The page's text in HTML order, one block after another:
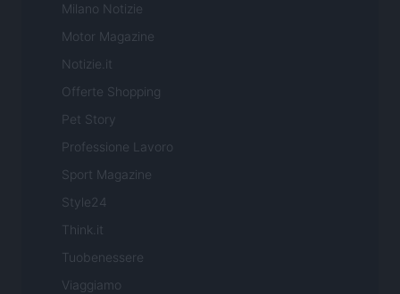
Milano Notizie
Motor Magazine
Notizie.it
Offerte Shopping
Pet Story
Professione Lavoro
Sport Magazine
Style24
Think.it
Tuobenessere
Viaggiamo